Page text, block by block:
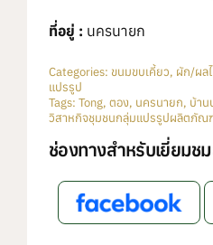
ที่อยู่ : นครนายก
Categories: ขนมขบเคี้ยว, ผัก/ผล
แปรรูป
Tags: Tong, ตอง, นครนายก, บ้าน
วิสาหกิจชุมชนกลุ่มแปรรูปผลิตภัณ
ช่องทางสำหรับเยี่ยมช